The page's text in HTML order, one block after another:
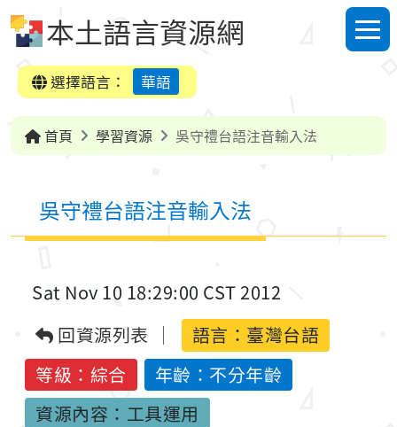
本土語言資源網
選單
選擇語言：
華語
首頁 學習資源 吳守禮台語注音輸入法
吳守禮台語注音輸入法
Sat Nov 10 18:29:00 CST 2012
回資源列表
語言： 臺灣台語
等級：綜合
年齡：不分年齡
資源內容：工具運用